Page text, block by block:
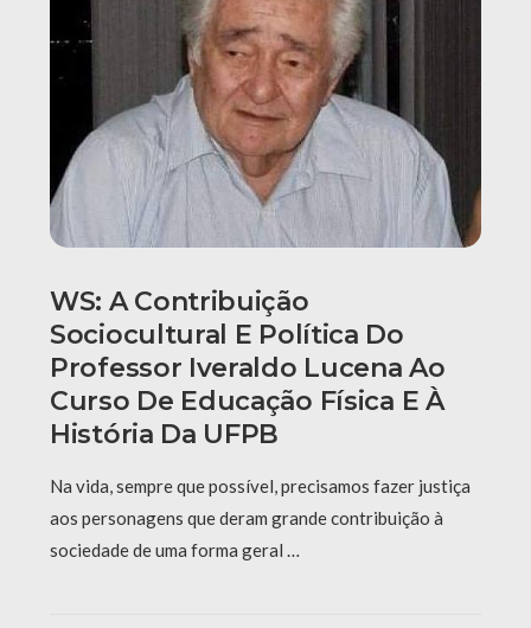
WS: A Contribuição
Sociocultural E Política Do
Professor Iveraldo Lucena Ao
Curso De Educação Física E À
História Da UFPB
Na vida, sempre que possível, precisamos fazer justiça
aos personagens que deram grande contribuição à
sociedade de uma forma geral …